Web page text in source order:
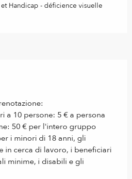
Handicap - déficience visuelle
a 10 persone: 5 € a persona
50 € per l'intero gruppo
i minori di 18 anni, gli
in cerca di lavoro, i beneficiari
minime, i disabili e gli